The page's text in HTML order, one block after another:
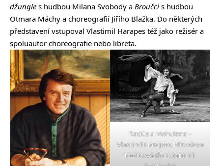
džungle s hudbou Milana Svobody a Broučci s hudbou
Otmara Máchy a choreografií Jiřího Blažka. Do některých
představení vstupoval Vlastimil Harapes též jako režisér a
spoluautor choreografie nebo libreta.
Radúz a Mahulena –
Vlastimil Harapes, Miroslava
Pešíková (foto Jaromír